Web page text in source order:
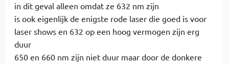
in dit geval alleen omdat ze 632 nm zijn
is ook eigenlijk de enigste rode laser die goed is voor
laser shows en 632 op een hoog vermogen zijn erg
duur
650 en 660 nm zijn niet duur maar door de donkere